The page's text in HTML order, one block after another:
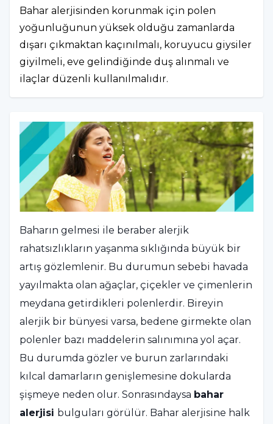
Bahar alerjisinden korunmak için polen
yoğunluğunun yüksek olduğu zamanlarda
dışarı çıkmaktan kaçınılmalı, koruyucu giysiler
giyilmeli, eve gelindiğinde duş alınmalı ve
ilaçlar düzenli kullanılmalıdır.
Baharın gelmesi ile beraber alerjik
rahatsızlıkların yaşanma sıklığında büyük bir
artış gözlemlenir. Bu durumun sebebi havada
yayılmakta olan ağaçlar, çiçekler ve çimenlerin
meydana getirdikleri polenlerdir. Bireyin
alerjik bir bünyesi varsa, bedene girmekte olan
polenler bazı maddelerin salınımına yol açar.
Bu durumda gözler ve burun zarlarındaki
kılcal damarların genişlemesine dokularda
şişmeye neden olur. Sonrasındaysa bahar
alerjisi bulguları görülür. Bahar alerjisine halk